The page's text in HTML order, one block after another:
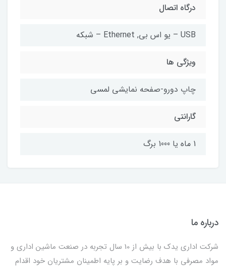
درگاه اتصال
USB – یو اس بی, Ethernet – شبکه
ویژگی ها
چاپ دورو-صفحه نمایشی لمسی
گارانتی
1 ماه یا 1000 برگ
درباره ما
شرکت اداری یدک با بیش از 10 سال تجربه در صنعت ماشین اداری و
مواد مصرفی با هدف رضایت و بر پایه اطمینان مشتریان خود اقدام